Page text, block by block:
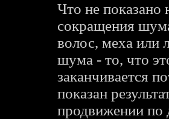
Что не показано
сокращения
волос, меха или
шума - то, что
заканчивается
показан
продвижении по